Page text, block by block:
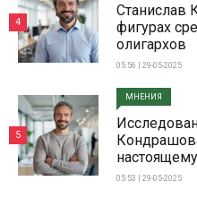
Станислав
фигурах
олигархов
05:56 | 29-05-2025
4
МНЕНИЯ
05:53 | 29-05-2025
5